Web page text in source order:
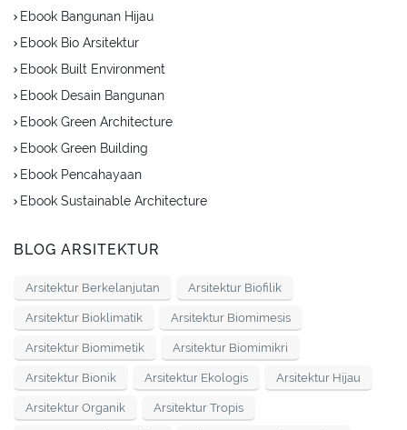
Ebook Bangunan Hijau
Ebook Bio Arsitektur
Ebook Built Environment
Ebook Desain Bangunan
Ebook Green Architecture
Ebook Green Building
Ebook Pencahayaan
Ebook Sustainable Architecture
BLOG ARSITEKTUR
Arsitektur Berkelanjutan Arsitektur Biofilik
Arsitektur Bioklimatik Arsitektur Biomimesis
Arsitektur Biomimetik Arsitektur Biomimikri
Arsitektur Bionik Arsitektur Ekologis Arsitektur Hijau
Arsitektur Organik Arsitektur Tropis